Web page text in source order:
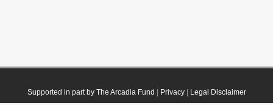
Supported in part by The Arcadia Fund Privacy| Legal Disclaimer